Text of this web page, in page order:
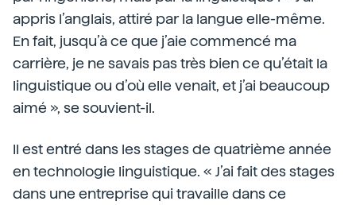
appris l’anglais, attiré par la langue elle-même.
En fait, jusqu’à ce que j’aie commencé ma
carrière, je ne savais pas très bien ce qu’était la
linguistique ou d’où elle venait, et j’ai beaucoup
aimé », se souvient-il.
Il est entré dans les stages de quatrième année
en technologie linguistique. « J’ai fait des stages
dans une entreprise qui travaille dans ce